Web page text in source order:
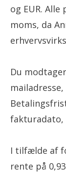
og EUR.
moms, da
Du
fakturadato,
I tilfælde af
rente på